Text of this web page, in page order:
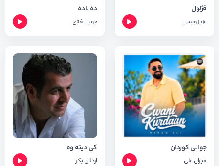
قژلول
عزیز ویسی
ده لاده
چوپی فتاح
جوانی کوردان
میران علی
کی دیته وه
اردلان بکر